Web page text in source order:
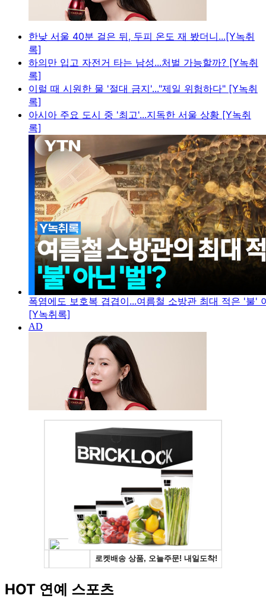
한낮 서울 40분 걸은 뒤, 두피 온도 재 봤더니...[Y녹취
록]
하의만 입고 자전거 타는 남성...처벌 가능할까? [Y녹취
록]
이럴 때 시원한 물 '절대 금지'..."제일 위험하다" [Y녹취
록]
아시아 주요 도시 중 '최고'...지독한 서울 상황 [Y녹취
록]
폭염에도 보호복 겹겹이...여름철 소방관 최대 적은 '불'
[Y녹취록]
HOT 연예 스포츠